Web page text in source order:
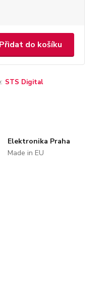
Přidat do košíku
STS Digital
Elektronika Praha
Made in EU